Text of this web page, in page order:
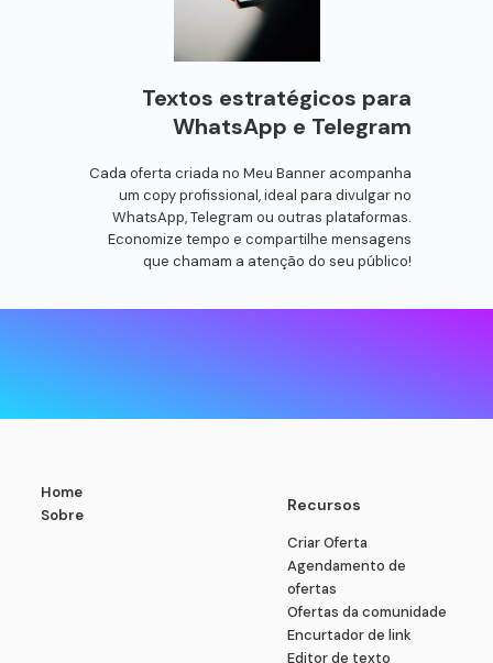
Textos estratégicos para
WhatsApp e Telegram
Cada oferta criada no Meu Banner acompanha
um copy profissional, ideal para divulgar no
WhatsApp, Telegram ou outras plataformas.
Economize tempo e compartilhe mensagens
que chamam a atenção do seu público!
Home
Sobre
Recursos
Criar Oferta
Agendamento de
ofertas
Ofertas da comunidade
Encurtador de link
Editor de texto